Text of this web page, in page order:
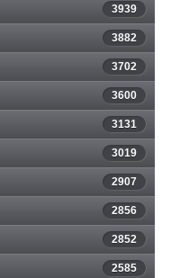
3939
3882
3702
3600
3131
3019
2907
2856
2852
2585